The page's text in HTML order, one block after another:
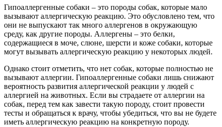
Гипоаллергенные собаки – это породы собак, которые мало
вызывают аллергическую реакцию. Это обусловлено тем, что
они не выпускают так много аллергенов в окружающую
среду, как другие породы. Аллергены – это белки,
содержащиеся в моче, слюне, шерсти и коже собаки, которые
могут вызывать аллергическую реакцию у некоторых людей.
Однако стоит отметить, что нет собак, которые полностью не
вызывают аллергии. Гипоаллергенные собаки лишь снижают
вероятность развития аллергической реакции у людей с
аллергией на животных. Если вы страдаете от аллергии на
собак, перед тем как завести такую породу, стоит провести
тесты и обращаться к врачу, чтобы убедиться, что вы не будете
иметь аллергическую реакцию на конкретную породу.